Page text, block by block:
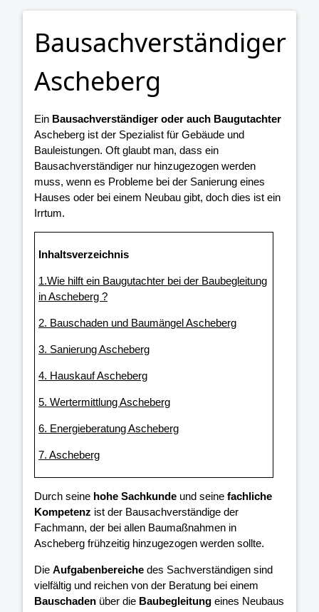
Bausachverständiger
Ascheberg
Ein Bausachverständiger oder auch Baugutachter
Ascheberg ist der Spezialist für Gebäude und
Bauleistungen. Oft glaubt man, dass ein
Bausachverständiger nur hinzugezogen werden
muss, wenn es Probleme bei der Sanierung eines
Hauses oder bei einem Neubau gibt, doch dies ist ein
Irrtum.
Inhaltsverzeichnis
1.Wie hilft ein Baugutachter bei der Baubegleitung
in Ascheberg ?
2. Bauschaden und Baumängel Ascheberg
3. Sanierung Ascheberg
4. Hauskauf Ascheberg
5. Wertermittlung Ascheberg
6. Energieberatung Ascheberg
7. Ascheberg
Durch seine hohe Sachkunde und seine fachliche
Kompetenz ist der Bausachverständige der
Fachmann, der bei allen Baumaßnahmen in
Ascheberg frühzeitig hinzugezogen werden sollte.
Die Aufgabenbereiche des Sachverständigen sind
vielfältig und reichen von der Beratung bei einem
Bauschaden über die Baubegleitung eines Neubaus